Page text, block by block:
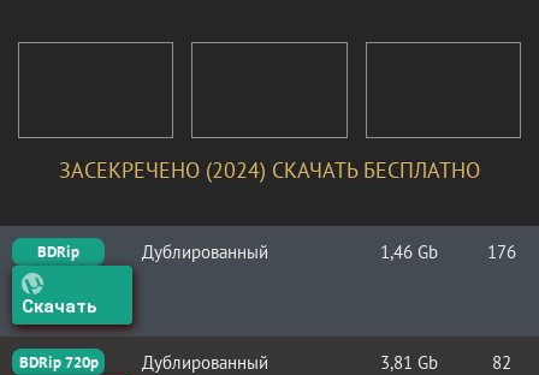
ЗАСЕКРЕЧЕНО (2024) СКАЧАТЬ БЕСПЛАТНО
BDRip Дублированный 1,46 Gb 176
Скачать
BDRip 720p Дублированный 3,81 Gb 82